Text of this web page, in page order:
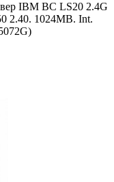
IBM BC LS20 2.4G
2.40. 1024MB. Int.